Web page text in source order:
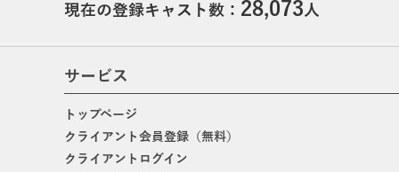
現在の登録キャスト数： 28,073人
サービス
トップページ
クライアント会員登録（無料）
クライアントログイン